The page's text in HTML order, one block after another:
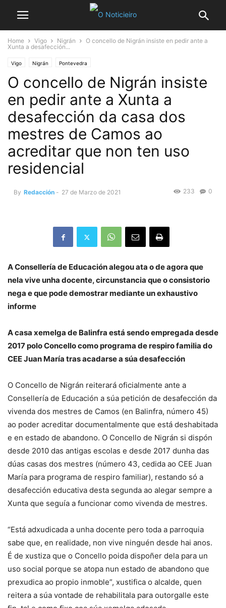
Home Vigo Nigrán
O concello de Nigrán insiste en pedir ante a
Xunta a desafección...
Vigo Nigrán Pontevedra
O concello de Nigrán insiste
en pedir ante a Xunta a
desafección da casa dos
mestres de Camos ao
acreditar que non ten uso
residencial
By Redacción - 27 de Marzo de 2021 0
233
A Consellería de Educación alegou ata o de agora que
nela vive unha docente, circunstancia que o consistorio
nega e que pode demostrar mediante un exhaustivo
informe
A casa xemelga de Balinfra está sendo empregada desde
2017 polo Concello como programa de respiro familia do
CEE Juan María tras acadarse a súa desafección
O Concello de Nigrán reiterará oficialmente ante a
Consellería de Educación a súa petición de desafección da
vivenda dos mestres de Camos (en Balinfra, número 45)
ao poder acreditar documentalmente que está deshabitada
e en estado de abandono. O Concello de Nigrán si dispón
desde 2010 das antigas escolas e desde 2017 dunha das
dúas casas dos mestres (número 43, cedida ao CEE Juan
María para programa de respiro familiar), restando só a
desafección educativa desta segunda ao alegar sempre a
Xunta que seguía a funcionar como vivenda de mestres.
“Está adxudicada a unha docente pero toda a parroquia
sabe que, en realidade, non vive ninguén desde hai anos.
É de xustiza que o Concello poida dispoñer dela para un
uso social porque se atopa nun estado de abandono que
prexudica ao propio inmoble”, xustifica o alcalde, quen
reitera a súa vontade de rehabilitala para outorgalle este